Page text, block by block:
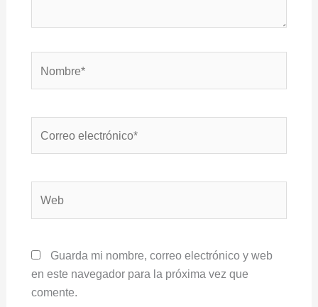
electrónico*
Guarda mi nombre, correo electrónico y web
en este navegador para la próxima vez que
comente.